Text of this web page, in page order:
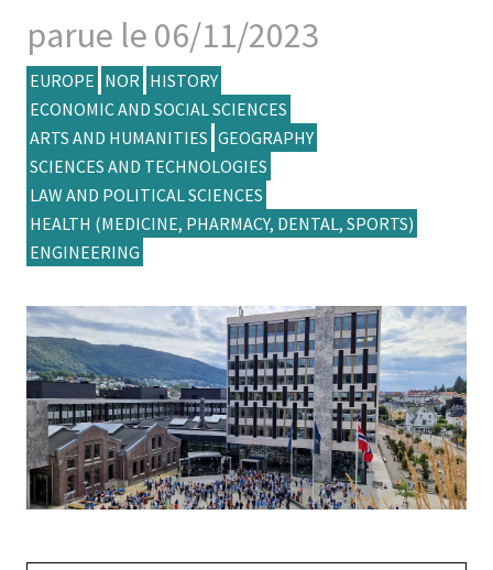
parue le 06/11/2023
EUROPE NOR HISTORY
ECONOMIC AND SOCIAL SCIENCES
ARTS AND HUMANITIES GEOGRAPHY
SCIENCES AND TECHNOLOGIES
LAW AND POLITICAL SCIENCES
HEALTH (MEDICINE, PHARMACY, DENTAL, SPORTS)
ENGINEERING